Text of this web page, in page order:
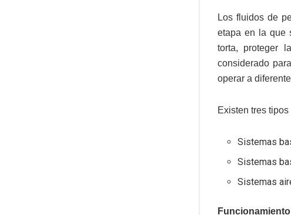
Los fluidos de
etapa en la que
torta, proteger
considerado
operar a
Existen tres
Sistemas
Sistemas
Sistemas